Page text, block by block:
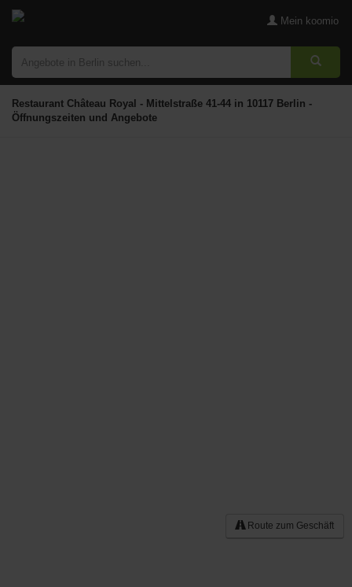
Mein koomio
Restaurant Château Royal - Mittelstraße 41-44 in 10117 Berlin -
Öffnungszeiten und Angebote
Route zum Geschäft